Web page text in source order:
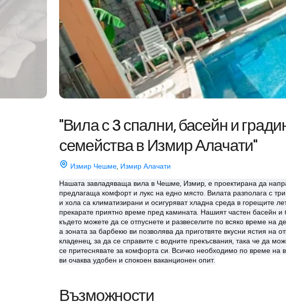
"Вила с 3 спални, басейн и
семейства в Измир Алачати"
Измир Чешме, Измир Алачати
Нашата завладяваща вила в Чешме, Измир, е проектирана да
предлагаща комфорт и лукс на едно място. Вилата разполага с
и хола са климатизирани и осигуряват хладна среда в горещите
прекарате приятно време пред камината. Нашият частен басейн и
където можете да се отпуснете и развеселите по всяко време на
а зоната за барбекю ви позволява да приготвяте вкусни ястия на
кладенец, за да се справите с водните прекъсвания, така че да
се притеснявате за комфорта си. Всичко необходимо по време на
ви очаква удобен и спокоен ваканционен опит.
Възможности